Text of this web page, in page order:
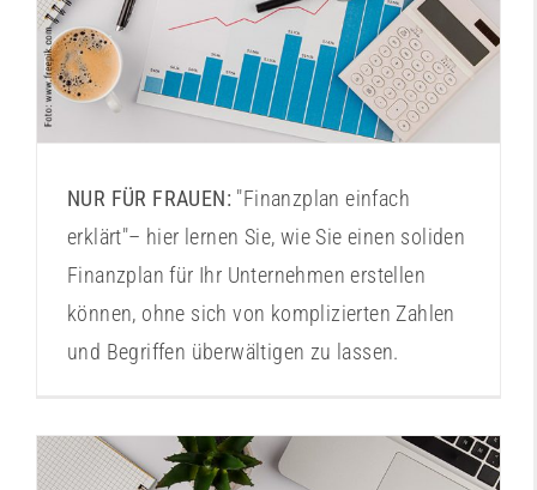
Finanzplanung leicht gemacht
NUR FÜR FRAUEN: "Finanzplan einfach
erklärt"– hier lernen Sie, wie Sie einen soliden
Finanzplan für Ihr Unternehmen erstellen
können, ohne sich von komplizierten Zahlen
und Begriffen überwältigen zu lassen.